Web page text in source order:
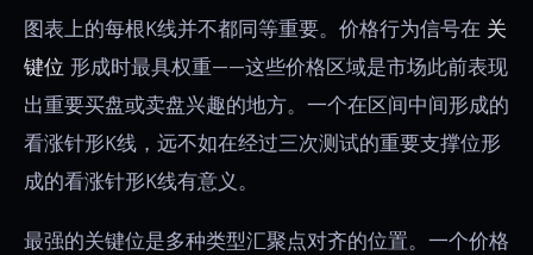
图表上的每根K线并不都同等重要。价格行为信号在 关
键位 形成时最具权重——这些价格区域是市场此前表现
出重要买盘或卖盘兴趣的地方。一个在区间中间形成的
看涨针形K线，远不如在经过三次测试的重要支撑位形
成的看涨针形K线有意义。
最强的关键位是多种类型汇聚点对齐的位置。一个价格